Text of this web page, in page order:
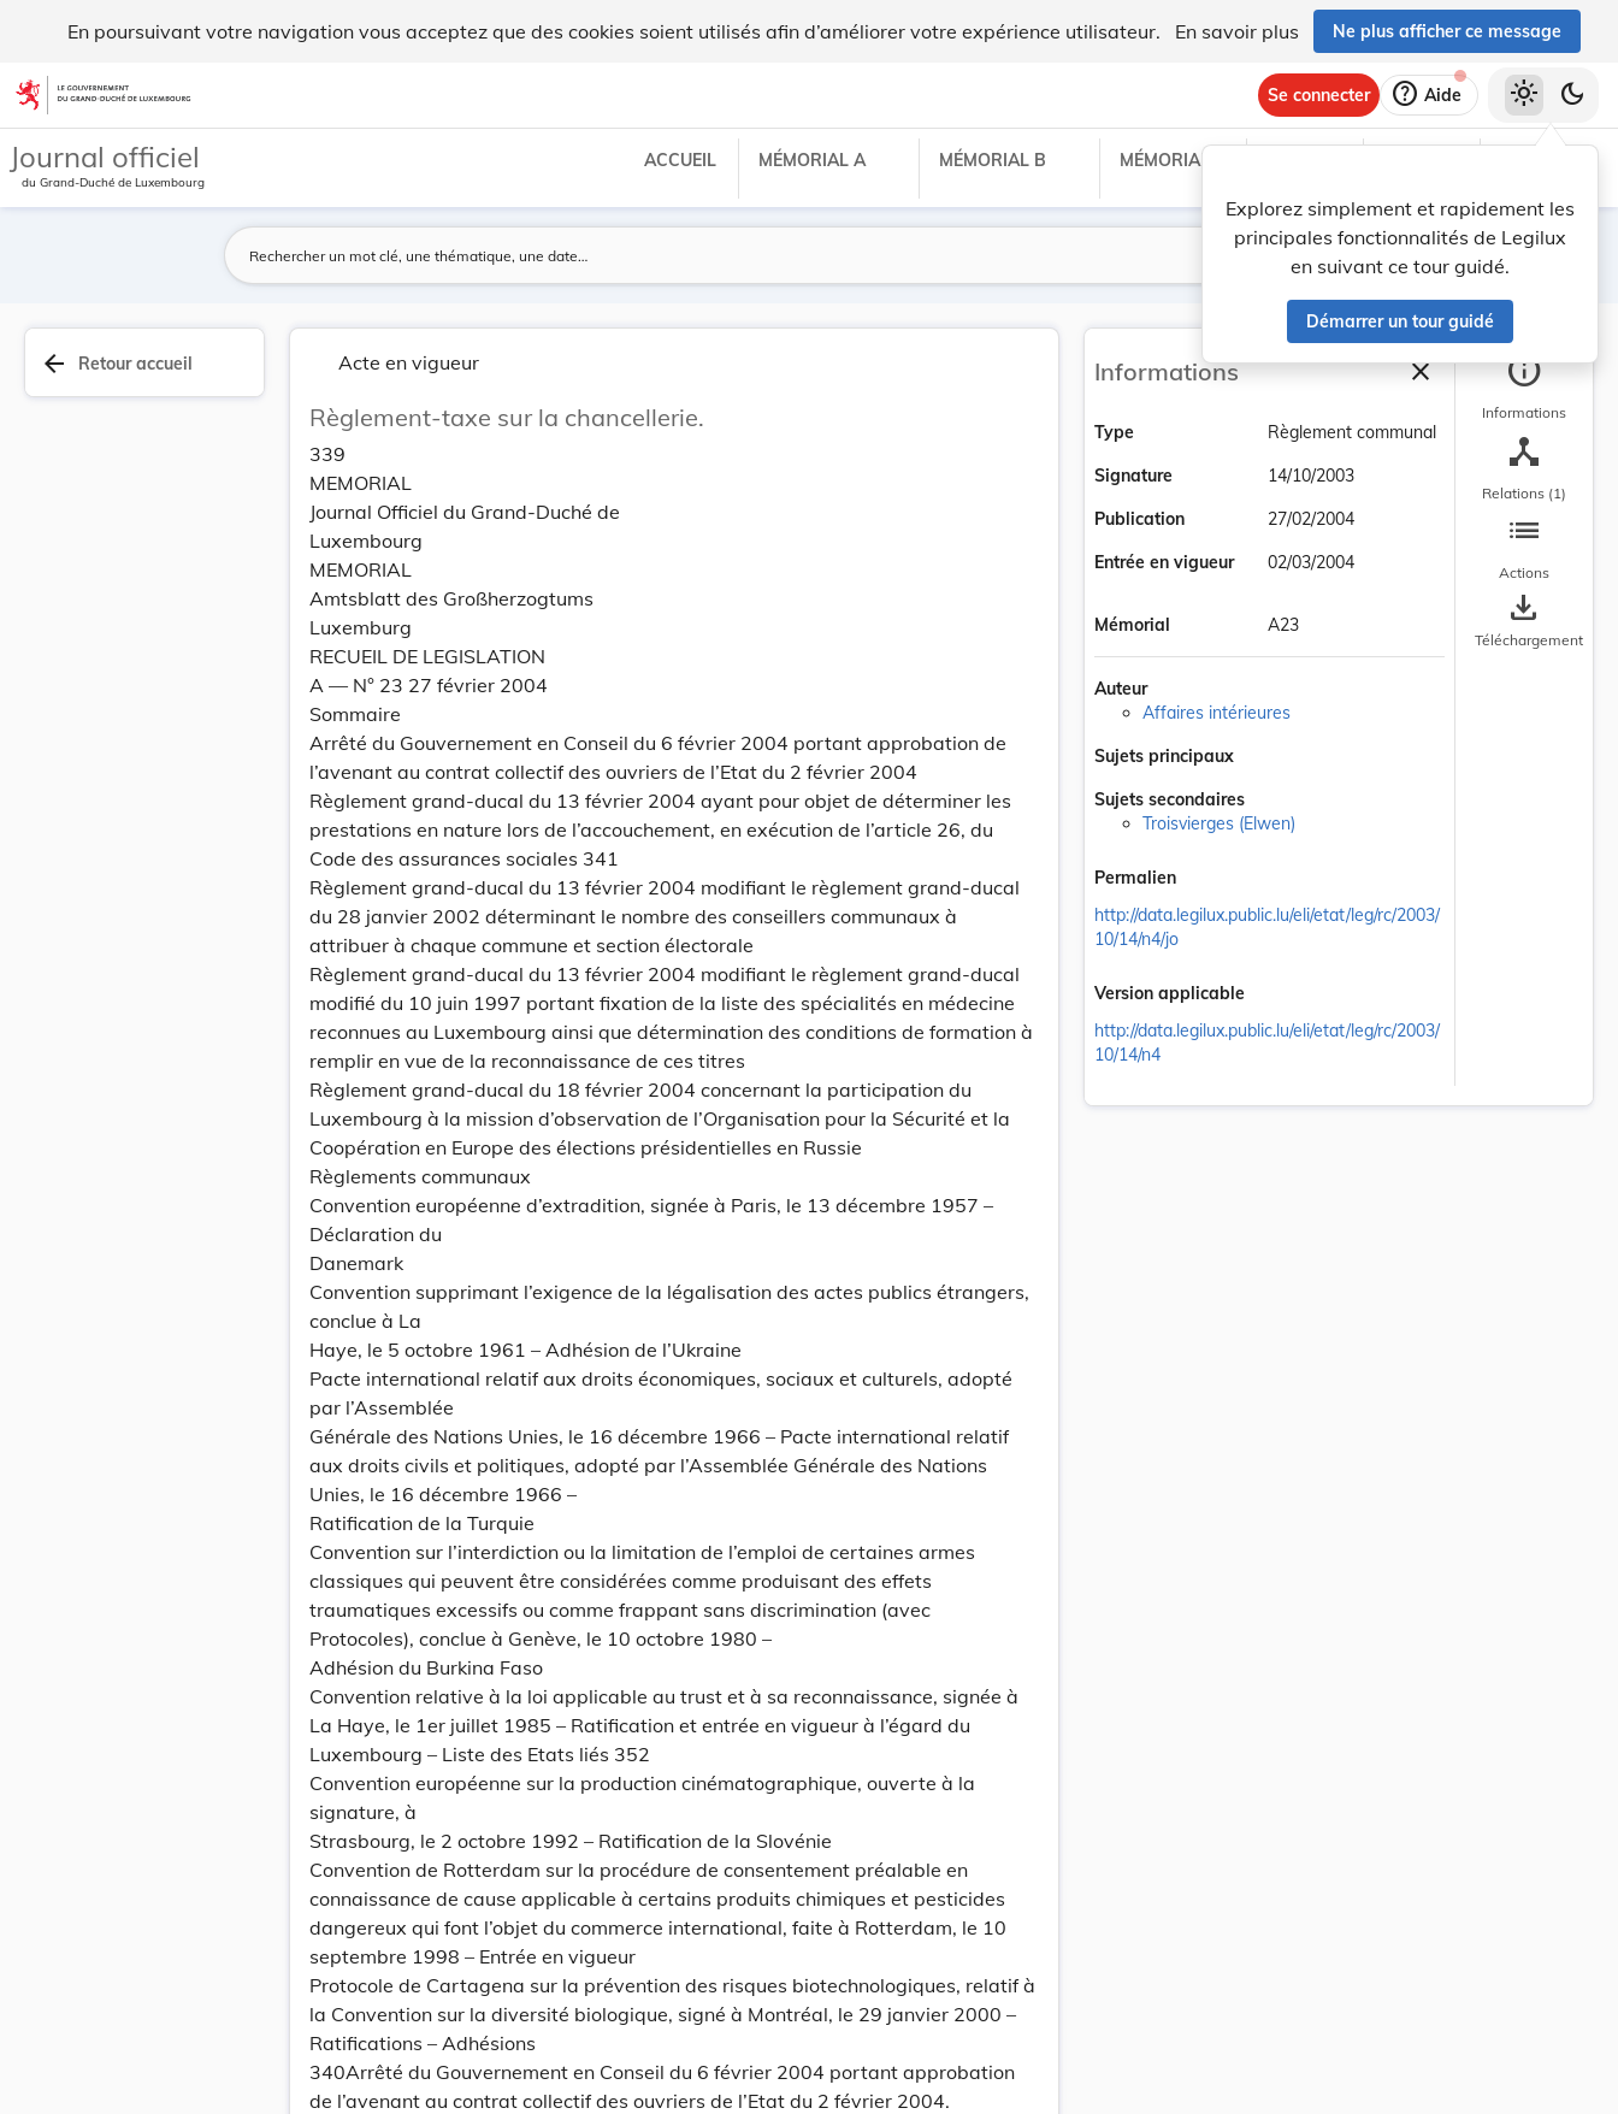
En poursuivant votre navigation vous acceptez que des cookies soient utilisés afin d’améliorer votre expérience utilisateur. En savoir plus Ne plus afficher ce message
Aller au contenu
Se connecter help Aide
Explorez simplement et rapidement les
principales fonctionnalités de Legilux
en suivant ce tour guidé.
Démarrer un tour guidé
light_mode dark_mode
Journal officiel
du Grand-Duché de Luxembourg
ACCUEIL MÉMORIAL A MÉMORIAL B MÉMORIAL C
Lancer la recherche
Filtres
arrow_back Retour accueil Acte en vigueur
Règlement-taxe sur la chancellerie.
339
MEMORIAL
Journal Officiel du Grand-Duché de
Luxembourg
MEMORIAL
Amtsblatt des Großherzogtums
Luxemburg
RECUEIL DE LEGISLATION
A –– N° 23 27 février 2004
Sommaire
Arrêté du Gouvernement en Conseil du 6 février 2004 portant approbation de
l’avenant au contrat collectif des ouvriers de l’Etat du 2 février 2004
Règlement grand-ducal du 13 février 2004 ayant pour objet de déterminer les
prestations en nature lors de l’accouchement, en exécution de l’article 26, du
Code des assurances sociales 341
Règlement grand-ducal du 13 février 2004 modifiant le règlement grand-ducal
du 28 janvier 2002 déterminant le nombre des conseillers communaux à
attribuer à chaque commune et section électorale
Règlement grand-ducal du 13 février 2004 modifiant le règlement grand-ducal
modifié du 10 juin 1997 portant fixation de la liste des spécialités en médecine
reconnues au Luxembourg ainsi que détermination des conditions de formation à
remplir en vue de la reconnaissance de ces titres
Règlement grand-ducal du 18 février 2004 concernant la participation du
Luxembourg à la mission d’observation de l’Organisation pour la Sécurité et la
Coopération en Europe des élections présidentielles en Russie
Règlements communaux
Convention européenne d’extradition, signée à Paris, le 13 décembre 1957 –
Déclaration du
Danemark
Convention supprimant l’exigence de la légalisation des actes publics étrangers,
conclue à La
Haye, le 5 octobre 1961 – Adhésion de l’Ukraine
Pacte international relatif aux droits économiques, sociaux et culturels, adopté
par l’Assemblée
Générale des Nations Unies, le 16 décembre 1966 – Pacte international relatif
aux droits civils et politiques, adopté par l’Assemblée Générale des Nations
Unies, le 16 décembre 1966 –
Ratification de la Turquie
Convention sur l’interdiction ou la limitation de l’emploi de certaines armes
classiques qui peuvent être considérées comme produisant des effets
traumatiques excessifs ou comme frappant sans discrimination (avec
Protocoles), conclue à Genève, le 10 octobre 1980 –
Adhésion du Burkina Faso
Convention relative à la loi applicable au trust et à sa reconnaissance, signée à
La Haye, le 1er juillet 1985 – Ratification et entrée en vigueur à l’égard du
Luxembourg – Liste des Etats liés 352
Convention européenne sur la production cinématographique, ouverte à la
signature, à
Strasbourg, le 2 octobre 1992 – Ratification de la Slovénie
Convention de Rotterdam sur la procédure de consentement préalable en
connaissance de cause applicable à certains produits chimiques et pesticides
dangereux qui font l’objet du commerce international, faite à Rotterdam, le 10
septembre 1998 – Entrée en vigueur
Protocole de Cartagena sur la prévention des risques biotechnologiques, relatif à
la Convention sur la diversité biologique, signé à Montréal, le 29 janvier 2000 –
Ratifications – Adhésions
340Arrêté du Gouvernement en Conseil du 6 février 2004 portant approbation
de l’avenant au contrat collectif des ouvriers de l’Etat du 2 février 2004.
Informations closeFermer la barre
Type
Règlement communal
Signature
14/10/2003
Publication
27/02/2004
Entrée en vigueur
02/03/2004
Mémorial A23
Auteur
Affaires intérieures
Sujets principaux
Sujets secondaires
Troisvierges (Elwen)
Permalien
http://data.legilux.public.lu/eli/etat/leg/rc/2003/
10/14/n4/jo
Version applicable
http://data.legilux.public.lu/eli/etat/leg/rc/2003/
10/14/n4
info
Informations
device_hub
Relations (1)
list
Actions
save_alt
Téléchargement